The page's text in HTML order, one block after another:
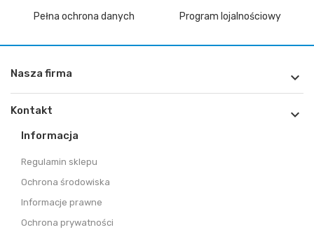
Pełna ochrona danych Program lojalnościowy
Nasza firma 
Kontakt 
Informacja
Regulamin sklepu
Ochrona środowiska
Informacje prawne
Ochrona prywatności